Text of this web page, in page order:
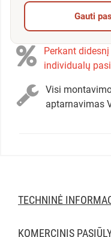
Gauti
Perkant
individualų
Visi
aptarnavimas
TECHNINĖ
KOMERCINIS